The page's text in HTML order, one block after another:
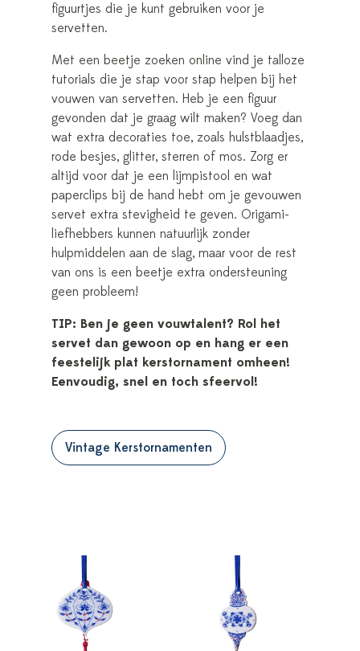
figuurtjes die je kunt gebruiken voor je
servetten.
Met een beetje zoeken online vind je talloze
tutorials die je stap voor stap helpen bij het
vouwen van servetten. Heb je een figuur
gevonden dat je graag wilt maken? Voeg dan
wat extra decoraties toe, zoals hulstblaadjes,
rode besjes, glitter, sterren of mos. Zorg er
altijd voor dat je een lijmpistool en wat
paperclips bij de hand hebt om je gevouwen
servet extra stevigheid te geven. Origami-
liefhebbers kunnen natuurlijk zonder
hulpmiddelen aan de slag, maar voor de rest
van ons is een beetje extra ondersteuning
geen probleem!
TIP: Ben je geen vouwtalent? Rol het
servet dan gewoon op en hang er een
feestelijk plat kerstornament omheen!
Eenvoudig, snel en toch sfeervol!
Vintage Kerstornamenten